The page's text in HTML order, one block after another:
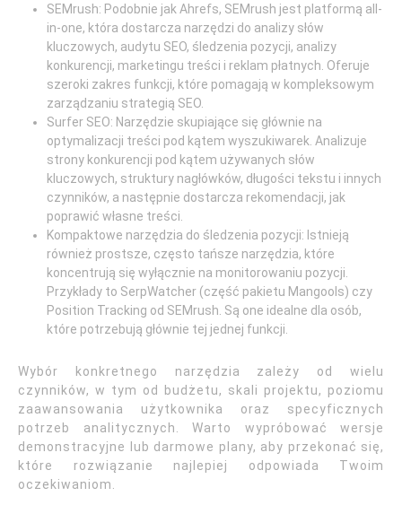
SEMrush: Podobnie jak Ahrefs, SEMrush jest platformą all-
in-one, która dostarcza narzędzi do analizy słów
kluczowych, audytu SEO, śledzenia pozycji, analizy
konkurencji, marketingu treści i reklam płatnych. Oferuje
szeroki zakres funkcji, które pomagają w kompleksowym
zarządzaniu strategią SEO.
Surfer SEO: Narzędzie skupiające się głównie na
optymalizacji treści pod kątem wyszukiwarek. Analizuje
strony konkurencji pod kątem używanych słów
kluczowych, struktury nagłówków, długości tekstu i innych
czynników, a następnie dostarcza rekomendacji, jak
poprawić własne treści.
Kompaktowe narzędzia do śledzenia pozycji: Istnieją
również prostsze, często tańsze narzędzia, które
koncentrują się wyłącznie na monitorowaniu pozycji.
Przykłady to SerpWatcher (część pakietu Mangools) czy
Position Tracking od SEMrush. Są one idealne dla osób,
które potrzebują głównie tej jednej funkcji.
Wybór konkretnego narzędzia zależy od wielu
czynników, w tym od budżetu, skali projektu, poziomu
zaawansowania użytkownika oraz specyficznych
potrzeb analitycznych. Warto wypróbować wersje
demonstracyjne lub darmowe plany, aby przekonać się,
które rozwiązanie najlepiej odpowiada Twoim
oczekiwaniom.